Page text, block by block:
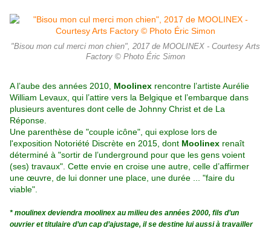
"Bisou mon cul merci mon chien", 2017 de MOOLINEX - Courtesy Arts
Factory © Photo Éric Simon
A l’aube des années 2010, Moolinex rencontre l’artiste Aurélie
William Levaux, qui l’attire vers la Belgique et l’embarque dans
plusieurs aventures dont celle de Johnny Christ et de La
Réponse.
Une parenthèse de "couple icône", qui explose lors de
l'exposition Notoriété Discrète en 2015, dont Moolinex renaît
déterminé à "sortir de l’underground pour que les gens voient
(ses) travaux". Cette envie en croise une autre, celle d’affirmer
une œuvre, de lui donner une place, une durée ... "faire du
viable".
* moulinex deviendra moolinex au milieu des années 2000, fils d’un
ouvrier et titulaire d’un cap d’ajustage, il se destine lui aussi à travailler